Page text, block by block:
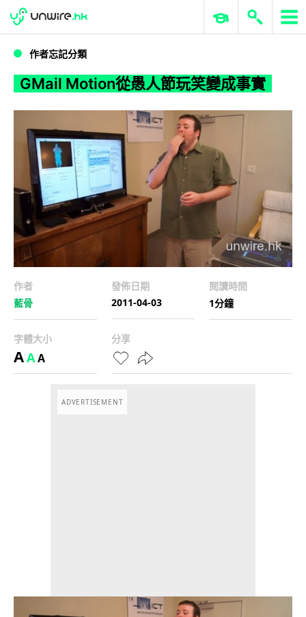
GMail Motion從愚人節玩笑變成事實
WWDC 2026 ERP 與商業 AI
作者忘記分類
GMail Motion從愚人節玩笑變成事實
作者
藍骨
發佈日期
2011-04-03
閱讀時間
1分鐘
字體大小
AAA
分享
ADVERTISEMENT